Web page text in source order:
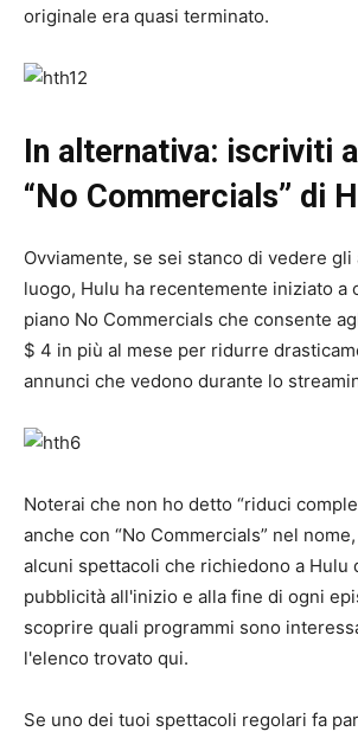
originale era quasi terminato.
In alternativa: iscriviti
“No Commercials” di
Ovviamente, se sei stanco di vedere
luogo, Hulu ha recentemente iniziato a
piano No Commercials che consente
$ 4 in più al mese per ridurre
annunci che vedono durante lo
Noterai che non ho detto “riduci
anche con “No Commercials” nel
alcuni spettacoli che richiedono a Hulu
pubblicità all'inizio e alla fine di ogni
scoprire quali programmi sono
l'elenco trovato qui.
Se uno dei tuoi spettacoli regolari fa